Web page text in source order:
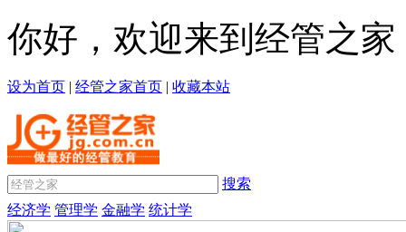
你好，欢迎来到经管之家
设为首页 | 经管之家首页 | 收藏本站
搜索
经济学 管理学 金融学 统计学